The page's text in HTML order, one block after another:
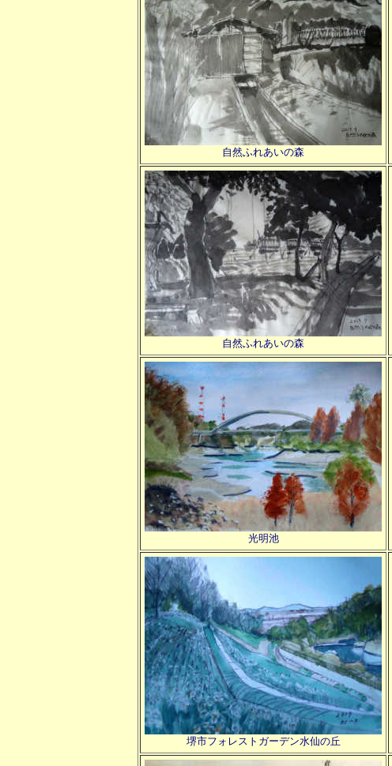
自然ふれあいの森
自然ふれあいの森
光明池
堺市フォレストガーデン水仙の丘